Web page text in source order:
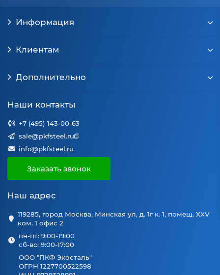
Информация
Клиентам
Дополнительно
Наши контакты
+7 (495) 143-00-63
sale@pkfsteel.ru
info@pkfsteel.ru
Заказать звонок
Наш адрес
119285, город Москва, Минская ул, д. 1г к. 1, помещ. XXV
ком. 1 офис 2
пн-пт: 9:00-19:00
сб-вс: 9:00-17:00
ООО "ПКФ Экосталь"
ОГРН 1227700522598